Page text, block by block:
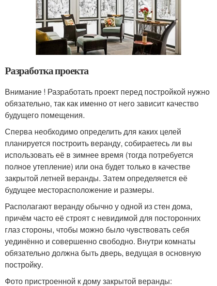
Разработка проекта
Внимание ! Разработать проект перед постройкой нужно
обязательно, так как именно от него зависит качество
будущего помещения.
Сперва необходимо определить для каких целей
планируется построить веранду, собираетесь ли вы
использовать её в зимнее время (тогда потребуется
полное утепление) или она будет только в качестве
закрытой летней веранды. Затем определяется её
будущее месторасположение и размеры.
Располагают веранду обычно у одной из стен дома,
причём часто её строят с невидимой для посторонних
глаз стороны, чтобы можно было чувствовать себя
уединённо и совершенно свободно. Внутри комнаты
обязательно должна быть дверь, ведущая в основную
постройку.
Фото пристроенной к дому закрытой веранды: